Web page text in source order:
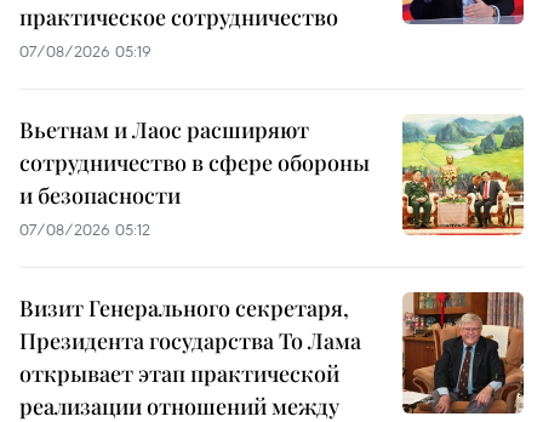
практическое сотрудничество
07/08/2026 05:19
Вьетнам и Лаос расширяют
сотрудничество в сфере обороны
и безопасности
07/08/2026 05:12
Визит Генерального секретаря,
Президента государства То Лама
открывает этап практической
реализации отношений между